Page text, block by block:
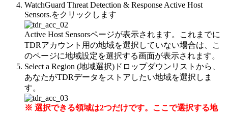
WatchGuard Threat Detection & Response Active Host
Sensors.をクリックします
Active Host Sensorsページが表示されます。これまでに
TDRアカウント用の地域を選択していない場合は、こ
のページに地域設定を選択する画面が表示されます。
Select a Region (地域選択)ドロップダウンリストから、
あなたがTDRデータをストアしたい地域を選択しま
す。
※ 選択できる領域は2つだけです。ここで選択する地